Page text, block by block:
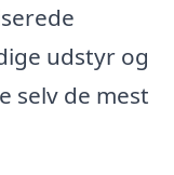
udstyr og
selv de mest